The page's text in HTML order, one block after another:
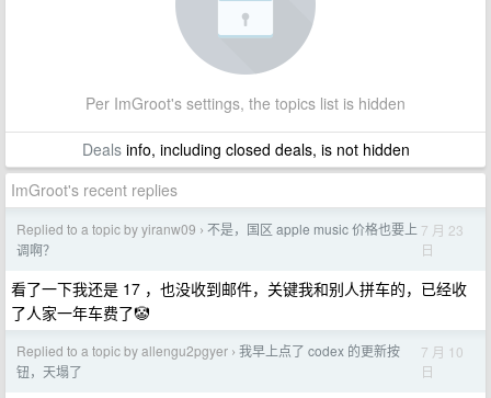
Per ImGroot's settings, the topics list is hidden
Dealsinfo, including closed deals, is not hidden
ImGroot's recent replies
Replied to a topic by yiranw09 › 不是，国区 apple music 价格也要上
调啊？
7 月 23
日
看了一下我还是 17 ，也没收到邮件，关键我和别人拼车的，已经收
了人家一年车费了🤡
Replied to a topic by allengu2pgyer › 我早上点了 codex 的更新按
钮，天塌了
7 月 10
日